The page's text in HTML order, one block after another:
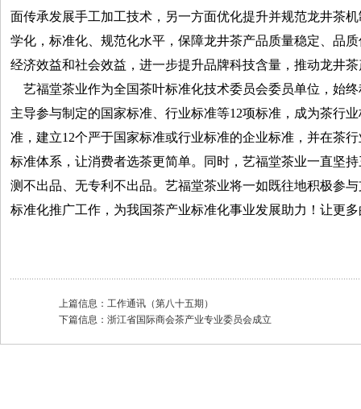
面传承发展手工加工技术，另一方面优化提升并规范龙井茶
学化，标准化、规范化水平，保障龙井茶产品质量稳定、品
经济效益和社会效益，进一步提升品牌科技含量，推动龙井
艺福堂茶业作为全国茶叶标准化技术委员会委员单位，始
主导参与制定的国家标准、行业标准等12项标准，成为茶行
准，建立12个严于国家标准或行业标准的企业标准，并在茶
标准体系，让消费者选茶更简单。同时，艺福堂茶业一直坚
测不出品、无专利不出品。艺福堂茶业将一如既往地积极参
标准化推广工作，为我国茶产业标准化事业发展助力！让更
上篇信息： 工作通讯（第八十五期）
下篇信息： 浙江省国际商会茶产业专业委员会成立